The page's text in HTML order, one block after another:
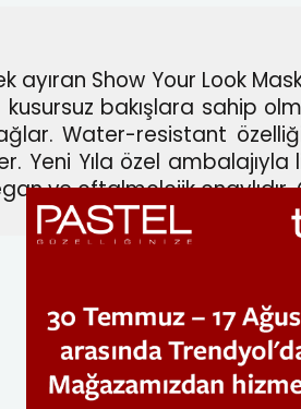
Show Your Look
bakışlara sahip
Water-resistant
Yeni Yıla özel
ve oftalmolojik